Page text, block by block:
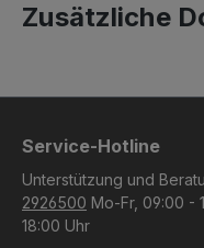
Zusätzliche
Service-Hotline
Unterstützung und
2926500 Mo-Fr, 09:00 -
18:00 Uhr